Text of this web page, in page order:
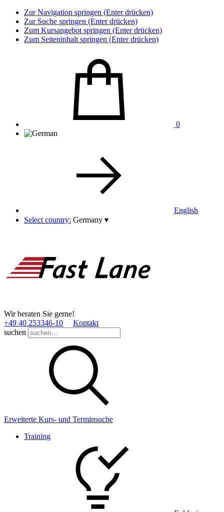
Zur Navigation springen (Enter drücken)
Zur Suche springen (Enter drücken)
Zum Kursangebot springen (Enter drücken)
Zum Seiteninhalt springen (Enter drücken)
0
English
Select country: Germany ▾
Wir beraten Sie gerne!
+49 40 253346­-10
Kontakt
suchen
Erweiterte Kurs- und Terminsuche
Training